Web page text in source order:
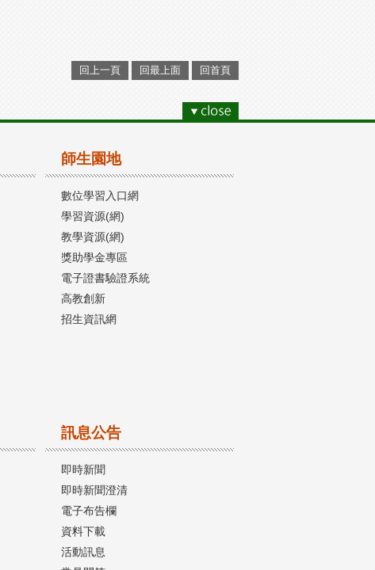
回上一頁 回最上面 回首頁
師生園地
數位學習入口網
學習資源(網)
教學資源(網)
獎助學金專區
電子證書驗證系統
高教創新
招生資訊網
訊息公告
即時新聞
即時新聞澄清
電子布告欄
資料下載
活動訊息